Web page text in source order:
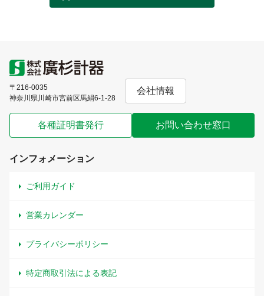
〒216-0035
神奈川県川崎市宮前区馬絹6-1-28
会社情報
各種証明書発行 お問い合わせ窓口
インフォメーション
ご利用ガイド
営業カレンダー
プライバシーポリシー
特定商取引法による表記